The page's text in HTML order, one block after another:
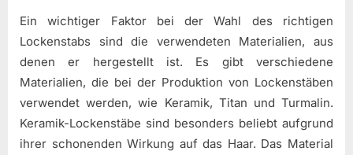
Ein wichtiger Faktor bei der Wahl des richtigen
Lockenstabs sind die verwendeten Materialien, aus
denen er hergestellt ist. Es gibt verschiedene
Materialien, die bei der Produktion von Lockenstäben
verwendet werden, wie Keramik, Titan und Turmalin.
Keramik-Lockenstäbe sind besonders beliebt aufgrund
ihrer schonenden Wirkung auf das Haar. Das Material